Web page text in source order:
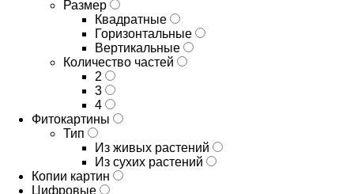
Размер
Квадратные
Горизонтальные
Вертикальные
Количество частей
2
3
4
Фитокартины
Тип
Из живых растений
Из сухих растений
Копии картин
Цифровые